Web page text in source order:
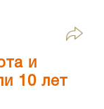
и
10 лет